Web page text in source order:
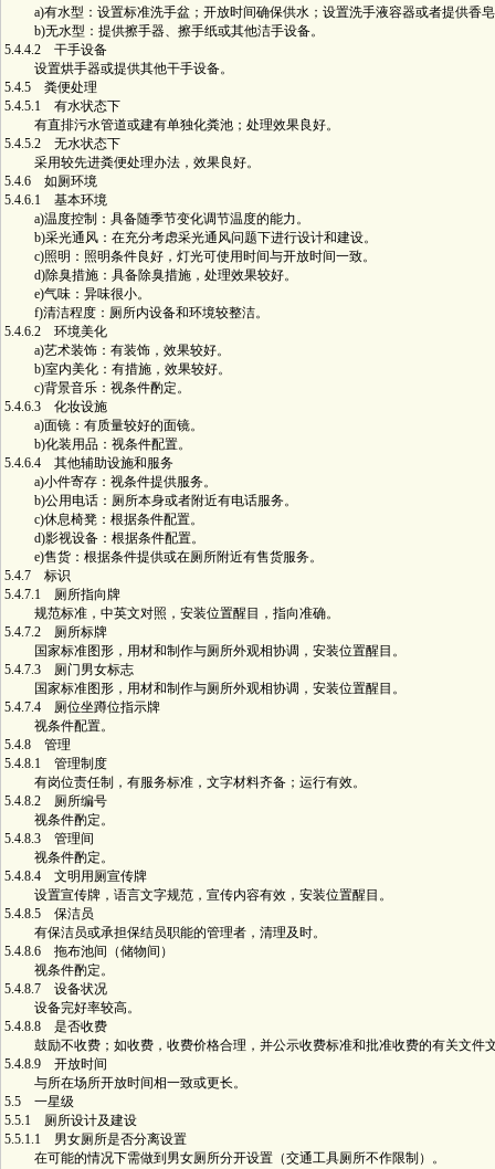
a)有水型：设置标准洗手盆；开放时间确保供水；设置洗手液容器或者提供香
b)无水型：提供擦手器、擦手纸或其他洁手设备。
5.4.4.2 干手设备
设置烘手器或提供其他干手设备。
5.4.5 粪便处理
5.4.5.1 有水状态下
有直排污水管道或建有单独化粪池；处理效果良好。
5.4.5.2 无水状态下
采用较先进粪便处理办法，效果良好。
5.4.6 如厕环境
5.4.6.1 基本环境
a)温度控制：具备随季节变化调节温度的能力。
b)采光通风：在充分考虑采光通风问题下进行设计和建设。
c)照明：照明条件良好，灯光可使用时间与开放时间一致。
d)除臭措施：具备除臭措施，处理效果较好。
e)气味：异味很小。
f)清洁程度：厕所内设备和环境较整洁。
5.4.6.2 环境美化
a)艺术装饰：有装饰，效果较好。
b)室内美化：有措施，效果较好。
c)背景音乐：视条件酌定。
5.4.6.3 化妆设施
a)面镜：有质量较好的面镜。
b)化装用品：视条件配置。
5.4.6.4 其他辅助设施和服务
a)小件寄存：视条件提供服务。
b)公用电话：厕所本身或者附近有电话服务。
c)休息椅凳：根据条件配置。
d)影视设备：根据条件配置。
e)售货：根据条件提供或在厕所附近有售货服务。
5.4.7 标识
5.4.7.1 厕所指向牌
规范标准，中英文对照，安装位置醒目，指向准确。
5.4.7.2 厕所标牌
国家标准图形，用材和制作与厕所外观相协调，安装位置醒目。
5.4.7.3 厕门男女标志
国家标准图形，用材和制作与厕所外观相协调，安装位置醒目。
5.4.7.4 厕位坐蹲位指示牌
视条件配置。
5.4.8 管理
5.4.8.1 管理制度
有岗位责任制，有服务标准，文字材料齐备；运行有效。
5.4.8.2 厕所编号
视条件酌定。
5.4.8.3 管理间
视条件酌定。
5.4.8.4 文明用厕宣传牌
设置宣传牌，语言文字规范，宣传内容有效，安装位置醒目。
5.4.8.5 保洁员
有保洁员或承担保结员职能的管理者，清理及时。
5.4.8.6 拖布池间（储物间）
视条件酌定。
5.4.8.7 设备状况
设备完好率较高。
5.4.8.8 是否收费
鼓励不收费；如收费，收费价格合理，并公示收费标准和批准收费的有关文件
5.4.8.9 开放时间
与所在场所开放时间相一致或更长。
5.5 一星级
5.5.1 厕所设计及建设
5.5.1.1 男女厕所是否分离设置
在可能的情况下需做到男女厕所分开设置（交通工具厕所不作限制）。